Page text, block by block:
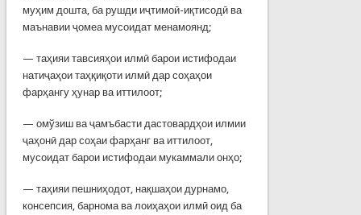
муҳим дошта, ба рушди иҷтимоӣ-иқтисодӣ ва
маънавии ҷомеа мусоидат менамоянд;
— таҳияи тавсияҳои илмӣ барои истифодаи
натиҷаҳои таҳқиқоти илмӣ дар соҳаҳои
фарҳангу ҳунар ва иттилоот;
— омўзиш ва ҷамъбасти дастовардҳои илмии
ҷаҳонӣ дар соҳаи фарҳанг ва иттилоот,
мусоидат барои истифодаи мукаммали онҳо;
— таҳияи пешниҳодот, нақшаҳои дурнамо,
консепсия, барнома ва лоиҳаҳои илмӣ оид ба